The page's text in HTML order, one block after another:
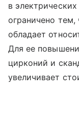
в
ограничено
обладает
Для ее
цирконий и
увеличивает